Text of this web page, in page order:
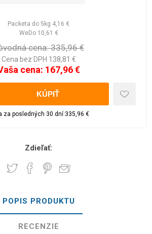
Packeta do 5kg 4,16 €
WeDo 10,61 €
cena: 335,96 €
Cena bez DPH 138,81 €
cena: 167,96 €
za posledných 30 dní:335,96 €
Zdieľať:
POPIS PRODUKTU
RECENZIE